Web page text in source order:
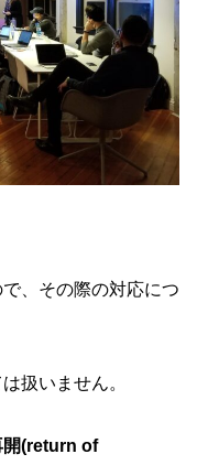
、その際の対応につ
扱いません。
開(return of